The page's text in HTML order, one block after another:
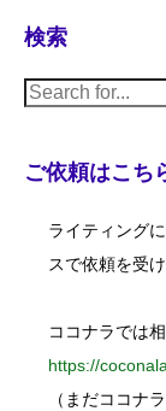
検索
S
e
c
h
ご依頼はこち
ライティング
スで依頼を受
ココナラでは
https://
（まだココナ